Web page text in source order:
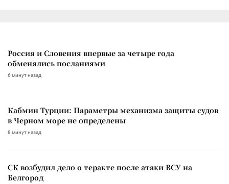
Россия и Словения впервые за четыре года
обменялись посланиями
6 минут назад
Кабмин Турции: Параметры механизма защиты судов
в Черном море не определены
8 минут назад
СК возбудил дело о теракте после атаки ВСУ на
Белгород